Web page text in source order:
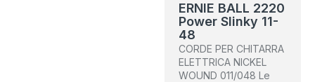
ERNIE BALL 2220
Power Slinky 11-
48
CORDE PER CHITARRA
ELETTRICA NICKEL
WOUND 011/048 Le